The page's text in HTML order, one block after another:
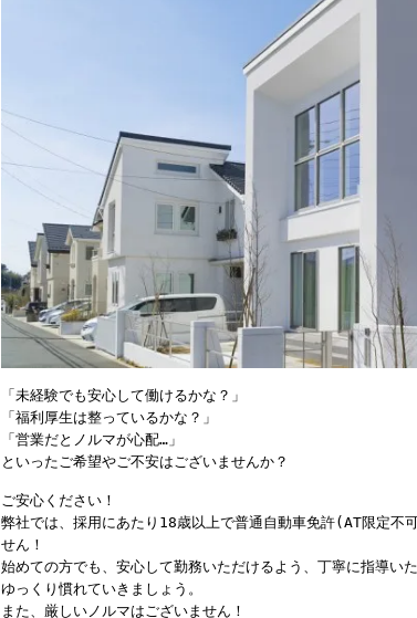
「未経験でも安心して働けるかな？」
「福利厚生は整っているかな？」
「営業だとノルマが心配…」
といったご希望やご不安はございませんか？
ご安心ください！
弊社では、採用にあたり18歳以上で普通自動車免許(AT限定不
せん！
始めての方でも、安心して勤務いただけるよう、丁寧に指導いた
ゆっくり慣れていきましょう。
また、厳しいノルマはございません！